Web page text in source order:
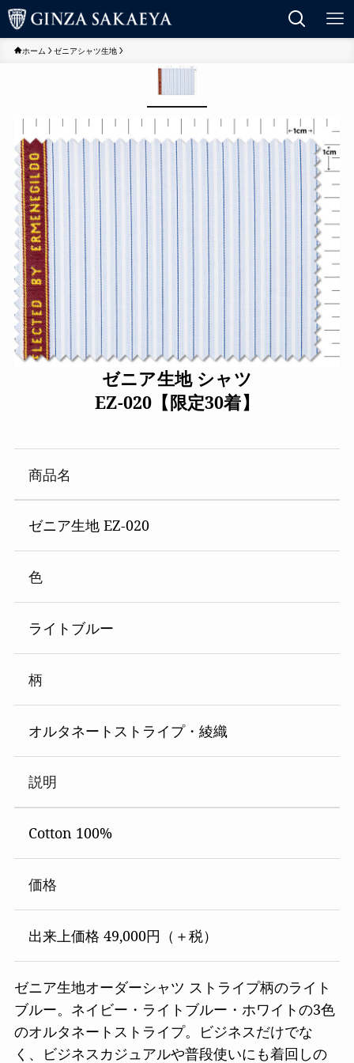
ホーム ゼニアシャツ生地
ゼニア生地 シャツ
EZ-020【限定30着】
商品名
ゼニア生地 EZ-020
色
ライトブルー
柄
オルタネートストライプ・綾織
説明
Cotton 100%
価格
出来上価格 49,000円（＋税）
ゼニア生地オーダーシャツ ストライプ柄のライト
ブルー。ネイビー・ライトブルー・ホワイトの3色
のオルタネートストライプ。ビジネスだけでな
く、ビジネスカジュアルや普段使いにも着回しの